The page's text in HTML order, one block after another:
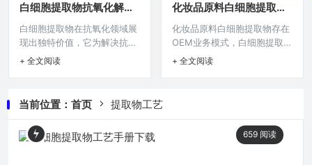
取物 ODM 案例”这简单表述
无法提炼出有价值的摘要内
容。本文目录导读： 项目缘起
需求梳理合作设计阶段生产实
究、临床治疗及相关生物制品
开发中的重要价值，吸引了众
多企业
性，其具体流程、质量把控等
细节因不同的生产方和应用场
景而有所差异。在现代生物医
学领域，白细胞提取物的研究
白细胞提取物抗氧化解决
方案
白细胞提取物在抗氧化领域展
现出独特价值，它为解决抗氧
化问题提供了新的方案，白细
等方面发挥重要作用，有望在
医药、保健等相关领域为抗氧
化需求提供更优选择，开启抗
氧化研究与应用的新方向。在
+ 全文阅读
化妆品原料白细胞提取物
OEM
化妆品原料白细胞提取物存在
OEM业务模式，白细胞提取物
作为化妆品原料，在相关领域
业提供了一种生产合作方式，
能助力企业快速推出含有该原
+ 全文阅读
当前位置： 首页 提取物工艺
659 阅读